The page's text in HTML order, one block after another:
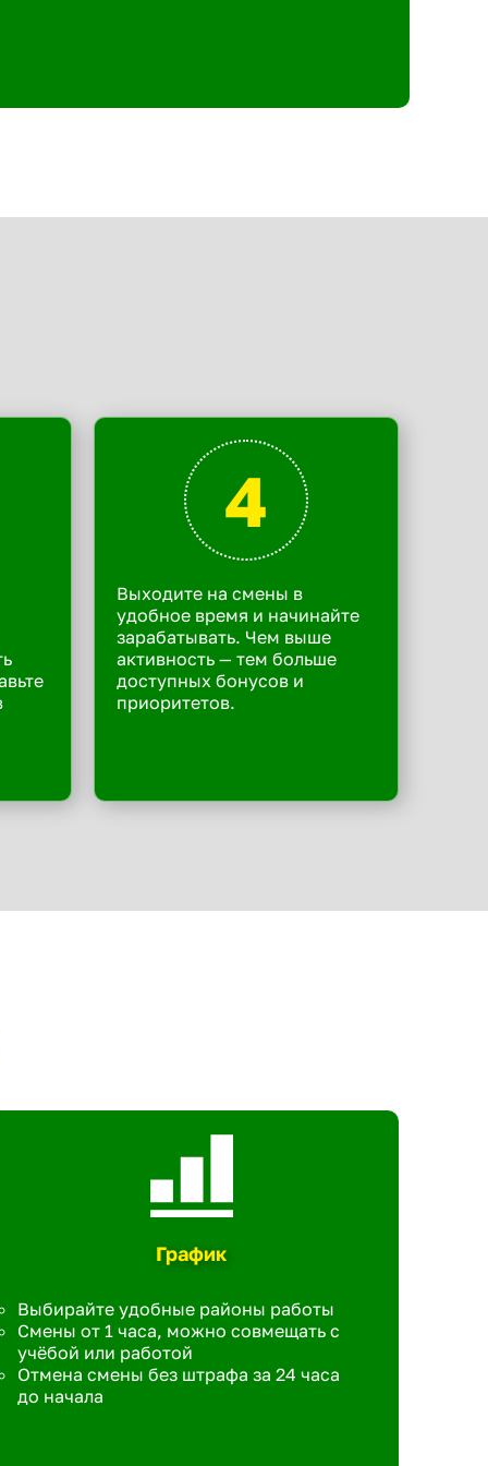
4
Выходите на смены в
удобное время и начинайте
зарабатывать. Чем выше
активность — тем больше
доступных бонусов и
приоритетов.
График
Выбирайте удобные районы работы
Смены от 1 часа, можно совмещать с
учёбой или работой
Отмена смены без штрафа за 24 часа
до начала